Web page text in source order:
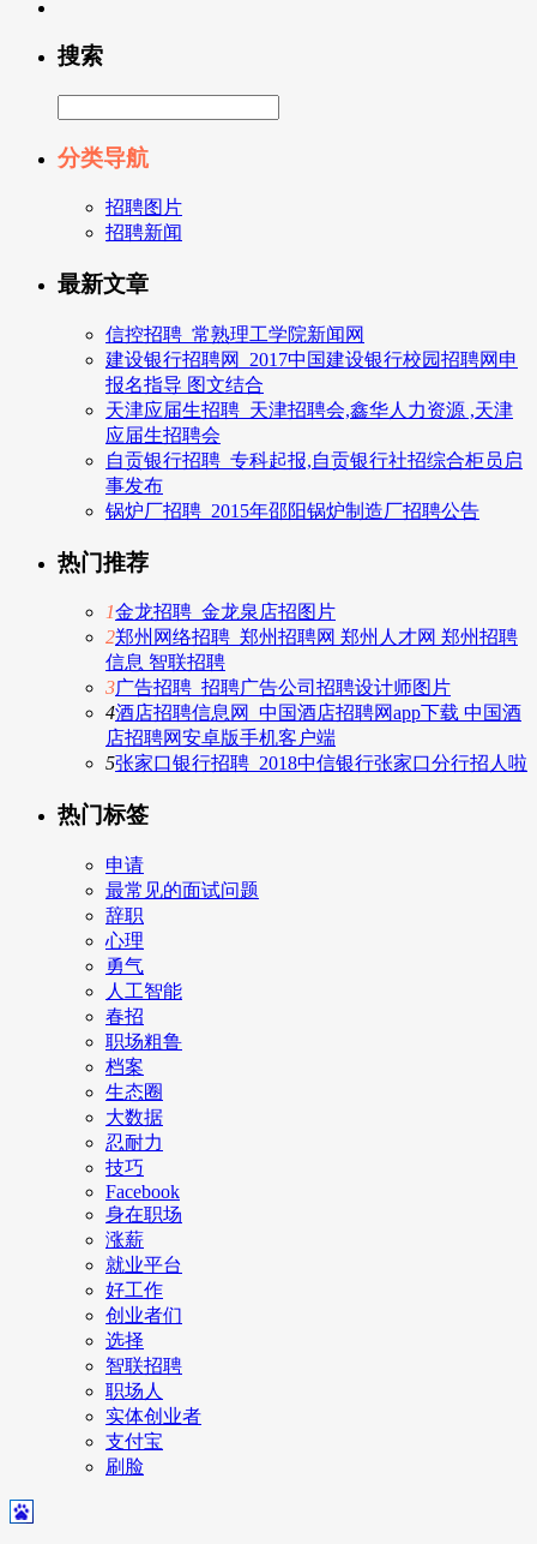
搜索
分类导航
招聘图片
招聘新闻
最新文章
信控招聘_常熟理工学院新闻网
建设银行招聘网_2017中国建设银行校园招聘网申
报名指导 图文结合
天津应届生招聘_天津招聘会,鑫华人力资源 ,天津
应届生招聘会
自贡银行招聘_专科起报,自贡银行社招综合柜员启
事发布
锅炉厂招聘_2015年邵阳锅炉制造厂招聘公告
热门推荐
1金龙招聘_金龙泉店招图片
2郑州网络招聘_郑州招聘网 郑州人才网 郑州招聘
信息 智联招聘
3广告招聘_招聘广告公司招聘设计师图片
4酒店招聘信息网_中国酒店招聘网app下载 中国酒
店招聘网安卓版手机客户端
5张家口银行招聘_2018中信银行张家口分行招人啦
热门标签
申请
最常见的面试问题
辞职
心理
勇气
人工智能
春招
职场粗鲁
档案
生态圈
大数据
忍耐力
技巧
Facebook
身在职场
涨薪
就业平台
好工作
创业者们
选择
智联招聘
职场人
实体创业者
支付宝
刷脸